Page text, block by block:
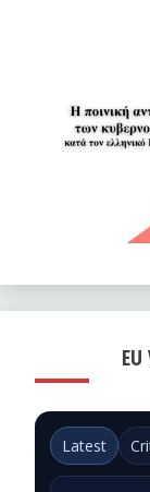
Latest